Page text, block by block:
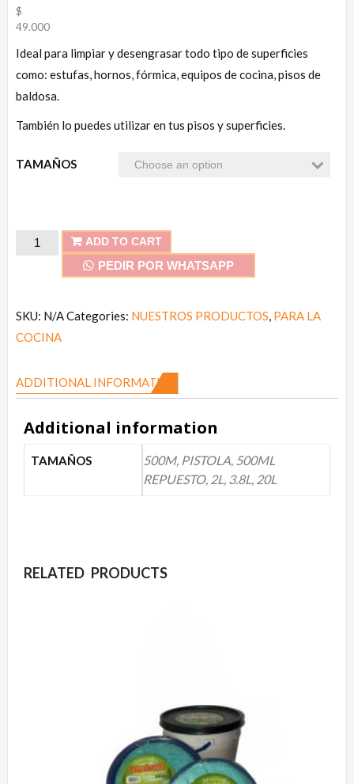
$
49.000
Ideal para limpiar y desengrasar todo tipo de superficies
como: estufas, hornos, fórmica, equipos de cocina, pisos de
baldosa.
También lo puedes utilizar en tus pisos y superficies.
TAMAÑOS
DesengrasanteADD TO CART
PEDIR POR WHATSAPP
SKU: N/ACategories: NUESTROS PRODUCTOS, PARA LA
COCINA
ADDITIONAL INFORMATION
Additional information
TAMAÑOS
500M, PISTOLA, 500ML
REPUESTO, 2L, 3.8L, 20L
RELATED PRODUCTS